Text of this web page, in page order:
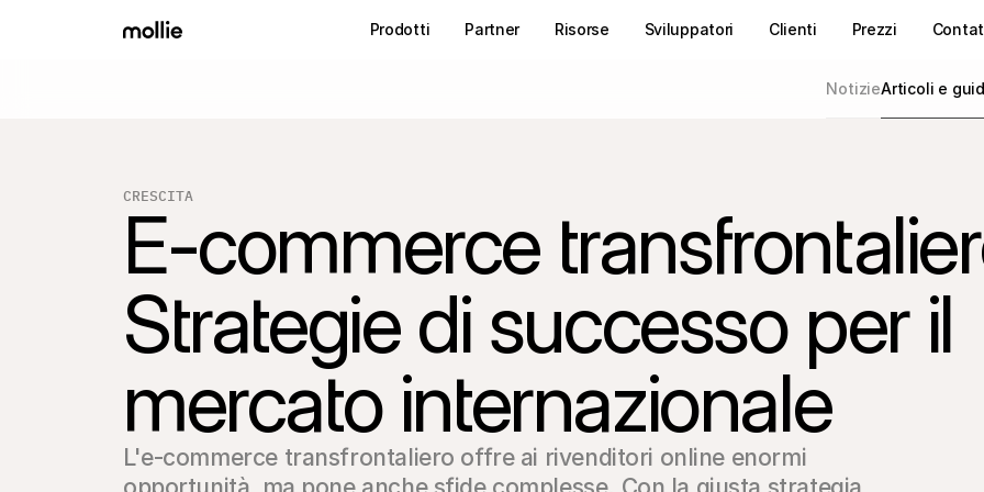
Prodotti Partner Risorse Sviluppatori Clienti Prezzi
NotizieArticoli e
CRESCITA
E-commerce
Strategie di successo per il
mercato internazionale
L'e-commerce transfrontaliero offre ai rivenditori online enormi